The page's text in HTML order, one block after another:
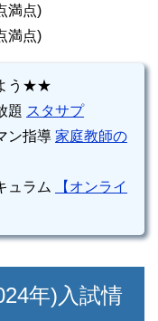
満点)
満点)
う★★
題 スタサプ
ン指導 家庭教師の
ュラム
【オンライ
年)入試情